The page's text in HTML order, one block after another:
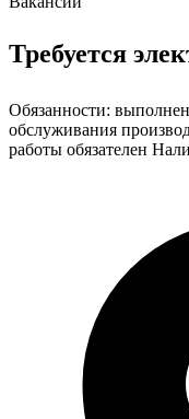
Требуется
Обязанности:
обслуживания
работы обязателен